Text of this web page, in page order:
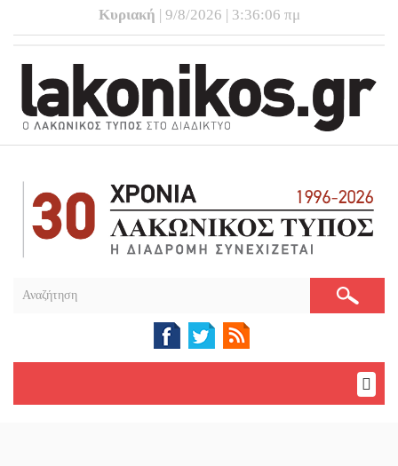
Κυριακή | 9/8/2026 | 3:36:07 πμ